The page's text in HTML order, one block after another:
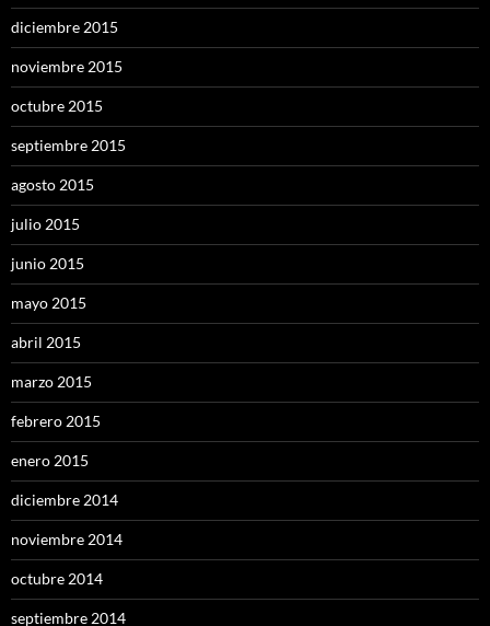
diciembre 2015
noviembre 2015
octubre 2015
septiembre 2015
agosto 2015
julio 2015
junio 2015
mayo 2015
abril 2015
marzo 2015
febrero 2015
enero 2015
diciembre 2014
noviembre 2014
octubre 2014
septiembre 2014